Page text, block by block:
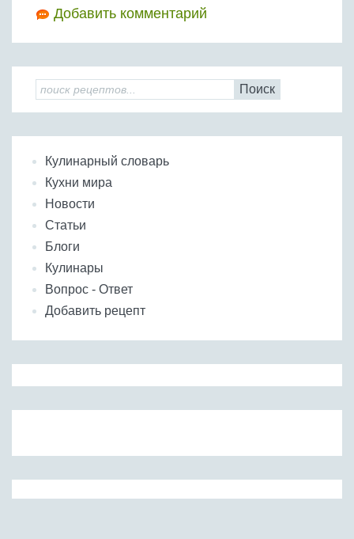
Добавить комментарий
Поиск
Кулинарный словарь
Кухни мира
Новости
Статьи
Блоги
Кулинары
Вопрос - Ответ
Добавить рецепт